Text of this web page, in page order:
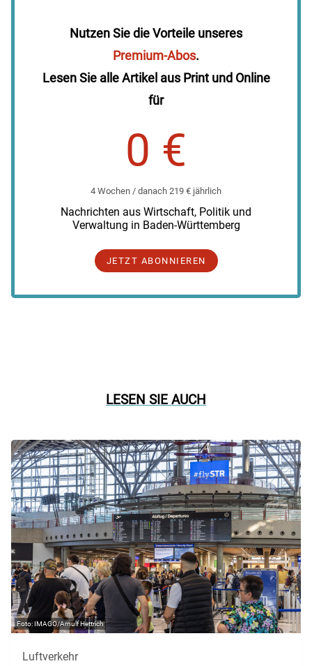
Nutzen Sie die Vorteile unseres
Premium-Abos.
Lesen Sie alle Artikel aus Print und Online
für
0 €
4 Wochen / danach 219 € jährlich
Nachrichten aus Wirtschaft, Politik und
Verwaltung in Baden-Württemberg
JETZT ABONNIEREN
LESEN SIE AUCH
IMAGO/Arnulf Hettrich
Luftverkehr